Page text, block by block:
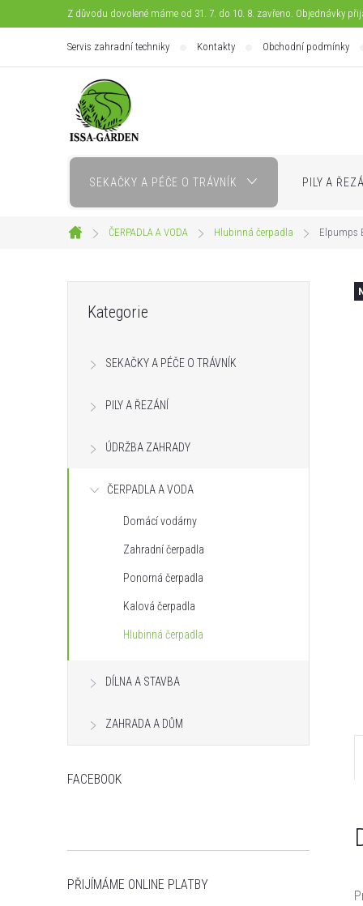
na
Z důvodu dovolené máme od 31. 7. do 10. 8. zavřeno. Objednávky
Servis zahradní techniky Kontakty Obchodní podmínky
SEKAČKY A PÉČE O TRÁVNÍK PILY A
Domů
ČERPADLA A VODA Hlubinná čerpadla Elpumps
r
p
n
e
kategorie
Kategorie
SEKAČKY A PÉČE O TRÁVNÍK
PILY A ŘEZÁNÍ
ÚDRŽBA ZAHRADY
ČERPADLA A VODA
Domácí vodárny
Zahradní čerpadla
Ponorná čerpadla
Kalová čerpadla
Hlubinná čerpadla
DÍLNA A STAVBA
ZAHRADA A DŮM
FACEBOOK
PŘIJÍMÁME ONLINE PLATBY